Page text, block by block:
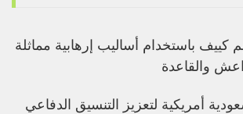
كييف باستخدام أساليب إرهابية مماثلة
والقاعدة
أمريكية لتعزيز التنسيق الدفاعي